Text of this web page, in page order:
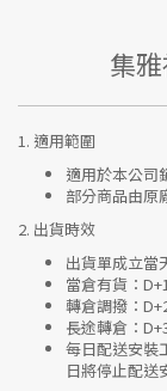
集
1. 適用範圍
適用於本公司
部分商品由原
2. 出貨時效
出貨單成立當
當倉有貨：
轉倉調撥：
長途轉倉：
每日配送安裝
日將停止配送